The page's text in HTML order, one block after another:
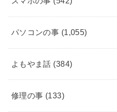
パソコンの事 (1,055)
よもやま話 (384)
修理の事 (133)